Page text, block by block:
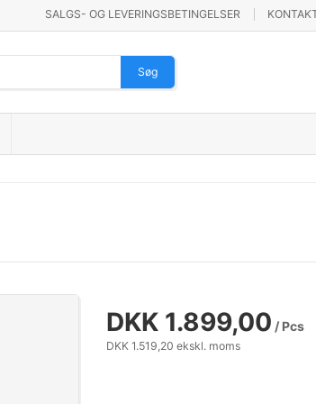
SALGS- OG LEVERINGSBETINGELSER
Søg
DKK 1.899,00 / Pcs
DKK 1.519,20 ekskl. moms